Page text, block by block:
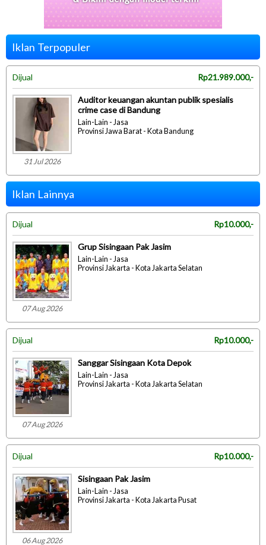
Iklan Terpopuler
Dijual Rp21.989.000,-
31 Jul 2026
Auditor keuangan akuntan publik spesialis
crime case di Bandung
Lain-Lain - Jasa
Provinsi Jawa Barat - Kota Bandung
Iklan Lainnya
Dijual Rp10.000,-
07 Aug 2026
Grup Sisingaan Pak Jasim
Lain-Lain - Jasa
Provinsi Jakarta - Kota Jakarta Selatan
Dijual Rp10.000,-
07 Aug 2026
Sanggar Sisingaan Kota Depok
Lain-Lain - Jasa
Provinsi Jakarta - Kota Jakarta Selatan
Dijual Rp10.000,-
06 Aug 2026
Sisingaan Pak Jasim
Lain-Lain - Jasa
Provinsi Jakarta - Kota Jakarta Pusat